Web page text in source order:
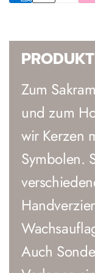
Zum
und zum
wir Kerzen
Symbolen.
Auch